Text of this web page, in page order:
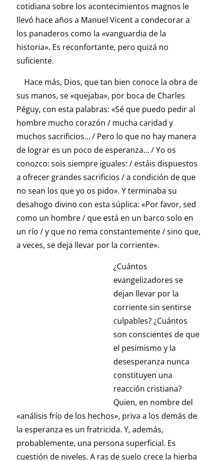
cotidiana sobre los acontecimientos magnos le
llevó hace años a Manuel Vicent a condecorar a
los panaderos como la «vanguardia de la
historia». Es reconfortante, pero quizá no
suficiente.
Hace más, Dios, que tan bien conoce la obra de
sus manos, se «quejaba», por boca de Charles
Péguy, con esta palabras: «Sé que puedo pedir al
hombre mucho corazón / mucha caridad y
muchos sacrificios… / Pero lo que no hay manera
de lograr es un poco de esperanza… / Yo os
conozco: sois siempre iguales: / estáis dispuestos
a ofrecer grandes sacrificios / a condición de que
no sean los que yo os pido». Y terminaba su
desahogo divino con esta súplica: «Por favor, sed
como un hombre / que está en un barco solo en
un río / y que no rema constantemente / sino que,
a veces, se deja llevar por la corriente».
¿Cuántos
evangelizadores se
dejan llevar por la
corriente sin sentirse
culpables? ¿Cuántos
son conscientes de que
el pesimismo y la
desesperanza nunca
constituyen una
reacción cristiana?
Quien, en nombre del
«análisis frío de los hechos», priva a los demás de
la esperanza es un fratricida. Y, además,
probablemente, una persona superficial. Es
cuestión de niveles. A ras de suelo crece la hierba